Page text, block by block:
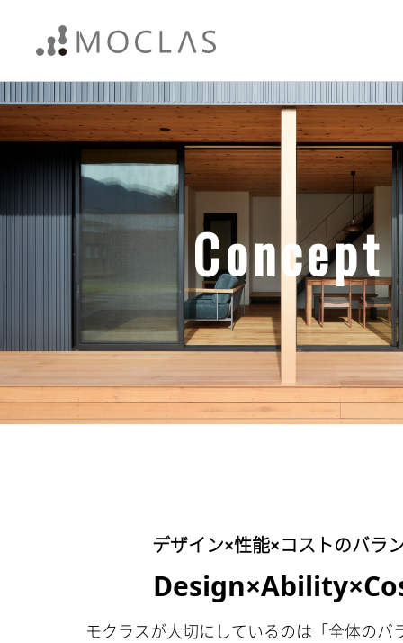
Concept
デザイン×性能×コストのバラ
モクラスが大切にしているのは「全体のバ